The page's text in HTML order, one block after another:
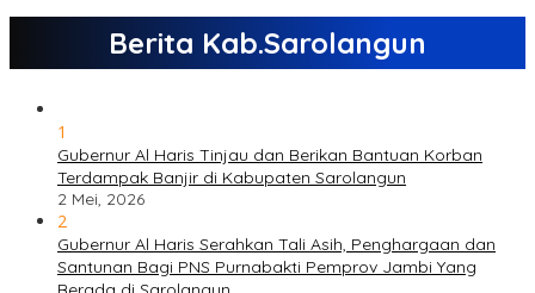
Berita Kab.Sarolangun
1
Gubernur Al Haris Tinjau dan Berikan Bantuan Korban
Terdampak Banjir di Kabupaten Sarolangun
2 Mei, 2026
2
Gubernur Al Haris Serahkan Tali Asih, Penghargaan dan
Santunan Bagi PNS Purnabakti Pemprov Jambi Yang